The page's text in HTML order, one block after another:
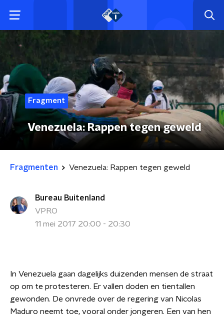
Fragment
Venezuela: Rappen tegen geweld
Fragmenten Venezuela: Rappen tegen geweld
Bureau Buitenland
VPRO
11 mei 2017 20:00 - 20:30
In Venezuela gaan dagelijks duizenden mensen de straat
op om te protesteren. Er vallen doden en tientallen
gewonden. De onvrede over de regering van Nicolas
Maduro neemt toe, vooral onder jongeren. Een van hen